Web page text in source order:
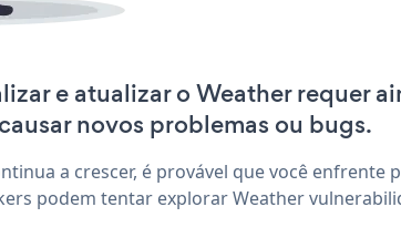
e atualizar o Weather requer
novos problemas ou bugs.
a crescer, é provável que você enfrente
podem tentar explorar Weather